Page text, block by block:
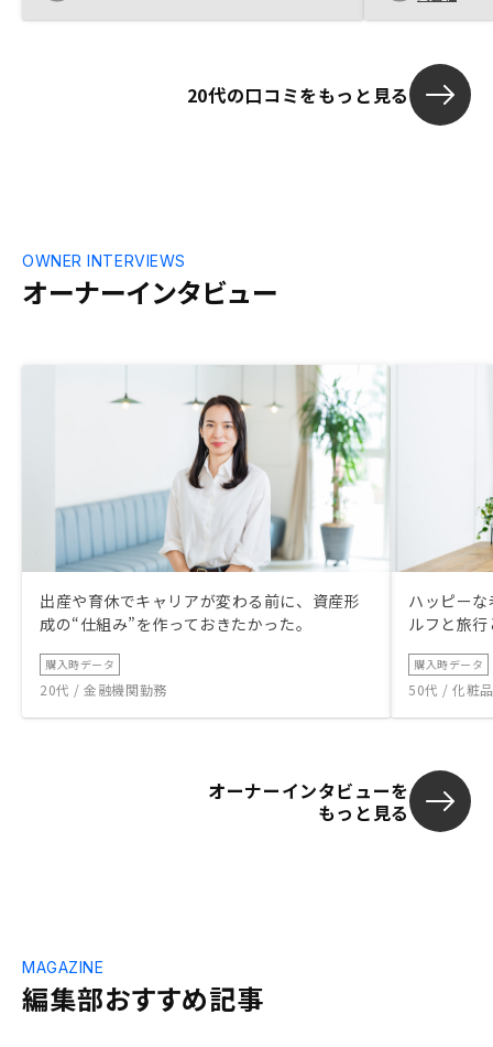
産確認で周りの人に聞こえるぐらいの大き
む等きちんと教育して頂きたい。それ以外
得られること
20代の口コミをもっと見る
オーナーインタビュー
OWNER INTERVIEWS
出産や育休でキャリアが変わる前に、資産形
成の“仕組み”を作っておきたかった。
購入時データ
20代 / 金融機関勤務
ハッピー
ルフと旅
購入時データ
50代 / 化粧
オーナーインタビューを
もっと見る
編集部おすすめ記事
MAGAZINE